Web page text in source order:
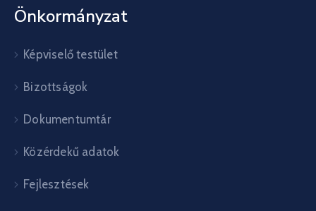
Önkormányzat
Képviselő testület
Bizottságok
Dokumentumtár
Közérdekű adatok
Fejlesztések